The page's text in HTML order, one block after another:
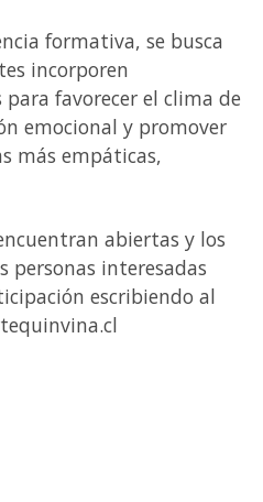
formativa, se busca
incorporen
favorecer el clima de
emocional y promover
más empáticas,
abiertas y los
personas interesadas
escribiendo al